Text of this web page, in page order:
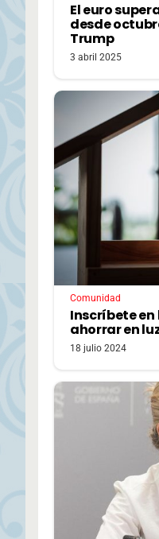
El euro
desde
Trump
3 abril 2025
Comunidad
Inscríbete
ahorrar en
18 julio 2024